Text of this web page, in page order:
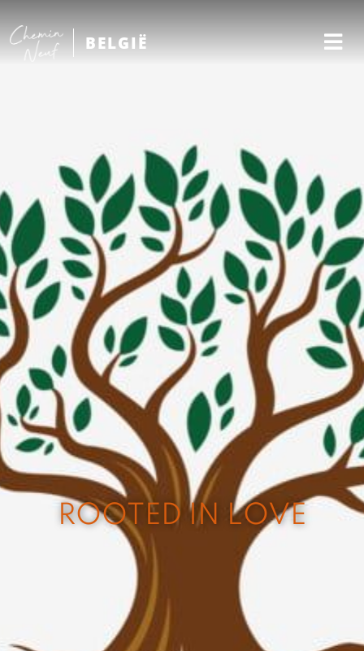
BELGIË
ROOTED IN LOVE